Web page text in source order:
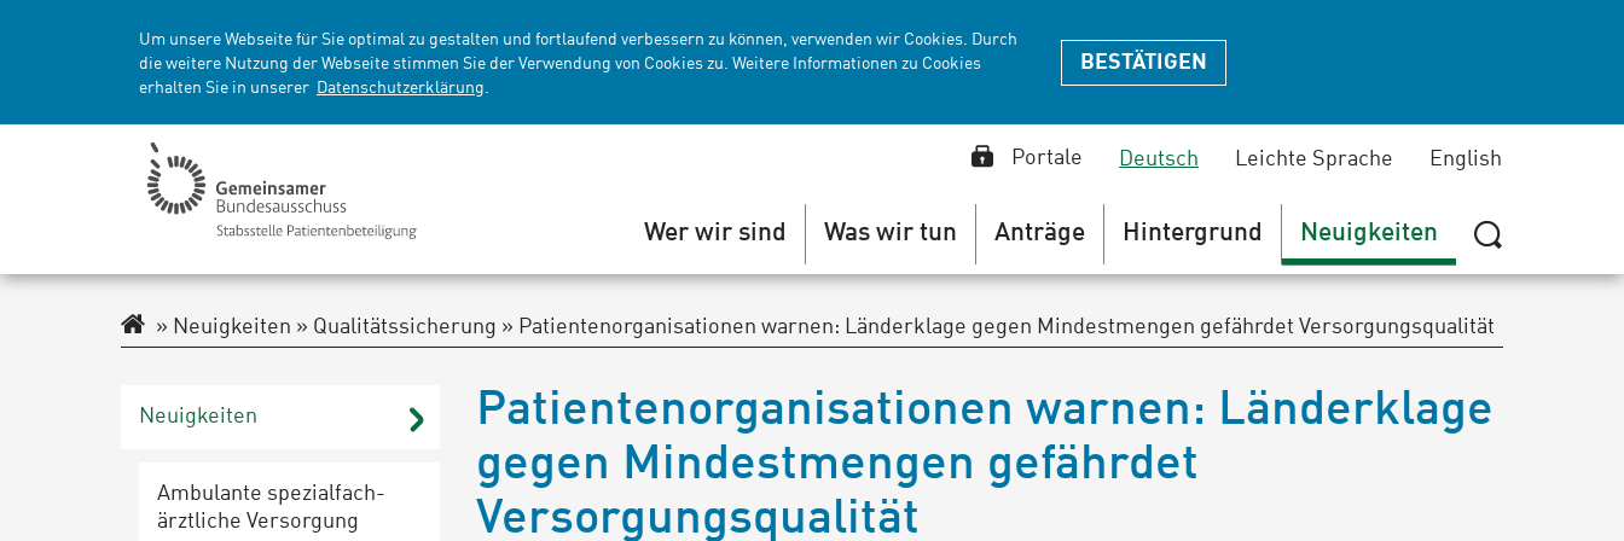
Um unsere Webseite für Sie optimal zu gestalten und fortlaufend verbessern zu können, verwenden wir Cookies. Durch
die weitere Nutzung der Webseite stimmen Sie der Verwendung von Cookies zu. Weitere Informationen zu Cookies
erhalten Sie in unserer Datenschutzerklärung.
BESTÄTIGEN
Portale Deutsch Leichte Sprache English
Wer wir sind Was wir tun Anträge Hintergrund Neuigkeiten
Suche
oder
Navigationspfad
Neuigkeiten Qualitätssicherung Patientenorganisationen warnen: Länderklage gegen Mindestmengen gefährdet Versorgungsqualität
Neu­ig­kei­ten
Ambulante spe­zi­al­fach­
ärzt­li­che Ver­sor­gung
Patientenorganisationen warnen: Länderklage
gegen Mindestmengen gefährdet
Versorgungsqualität